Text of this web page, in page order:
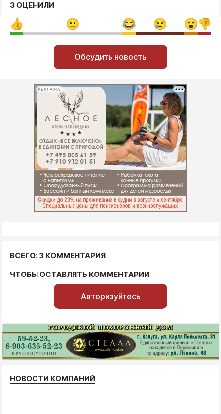
3 ОЦЕНИЛИ
Обсудить новость
РЕКЛАМА
ВСЕГО: 3 КОММЕНТАРИЯ
ЧТОБЫ ОСТАВЛЯТЬ КОММЕНТАРИИ
Авторизуйтесь
НОВОСТИ КОМПАНИЙ